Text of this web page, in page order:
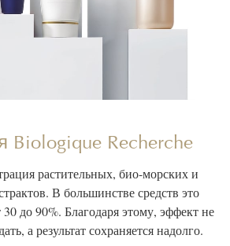
Biologique Recherche
растительных, био-морских и
В большинстве средств это
30 до 90%. Благодаря этому, эффект не
а результат сохраняется надолго.